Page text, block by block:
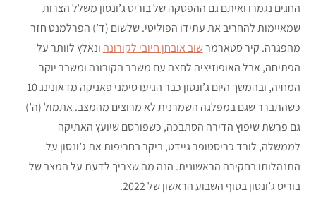
החגים נגמרו ואיתם גם ההפסקה של בוריס ג’ונסון משלל הצרות
שמאיימות להחריב את עתידו הפוליטי. שלשום (ד’) הפרלמנט חזר
מהפגרה. קיר סטארמרשוב אובחן חיובי לקורונה ונאלץ לוותר על
הפתיחה, אבל האופוזיציה לחצה עם משבר הקורונה ומשבר יוקר
המחיה, ובהמשך היום ג’ונסון כבר הגיעו סימני פאניקה מדאונינג 10
כשהתברר שגם במפלגה השמרנית לא מרוצים מהמצב. אתמול (ה’)
גם פרשת שיפוץ הדירה הסתבכה, כשפורסם שיועץ האתיקה
לממשלה, לורד כריסטופר גיידט, ביקר בחריפות את ג’ונסון על
התנהלותו בחקירה הראשונית. הנה מה שצריך לדעת על המצב של
בוריס ג’ונסון בסוף השבוע הראשון של 2022.